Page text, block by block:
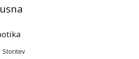
Storitev